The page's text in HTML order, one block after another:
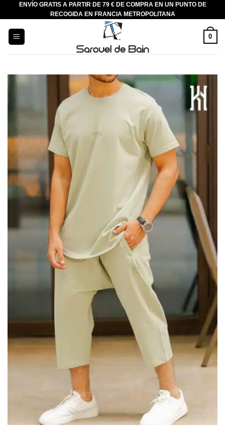
Saltar
al
contenido
ENVÍO GRATIS A PARTIR DE 79 € DE COMPRA EN UN PUNTO DE
RECOGIDA EN FRANCIA METROPOLITANA
0